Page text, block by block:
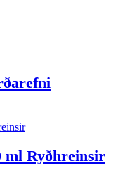
ml Ryðhreinsir